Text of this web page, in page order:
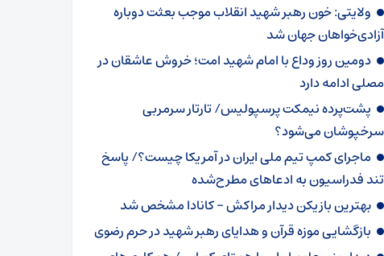
ولایتی: خون رهبر شهید انقلاب موجب بعثت دوباره
آزادی‌خواهان جهان شد
دومین روز وداع با امام شهید امت؛ خروش عاشقان در
مصلی ادامه دارد
پشت‌پرده نیمکت پرسپولیس/ تارتار سرمربی
سرخپوشان می‌شود؟
ماجرای کمپ تیم ملی ایران در آمریکا چیست؟/ پاسخ
تند فدراسیون به ادعاهای مطرح‌شده
بهترین بازیکن دیدار مراکش – کانادا مشخص شد
بازگشایی موزه قرآن و هدایای رهبر شهید در حرم رضوی